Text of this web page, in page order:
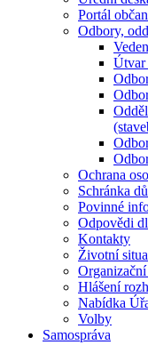
Portál
Odbory,
Útvar
Ochrana
Schránka
Povinné
Odpovědi
Kontakty
Životní
Hlášení
Nabídka
Volby
Samospráva